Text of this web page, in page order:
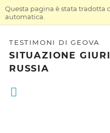
Questa pagina è stata tradotta
automatica.
TESTIMONI DI GEOVA
SITUAZIONE
RUSSIA